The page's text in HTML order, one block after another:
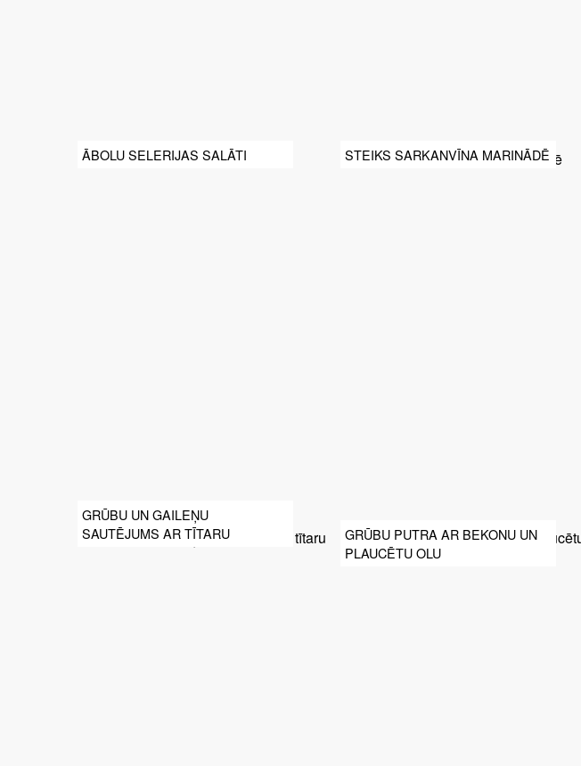
ĀBOLU SELERIJAS SALĀTI STEIKS SARKANVĪNA MARINĀDĒ
GRŪBU UN GAILEŅU
SAUTĒJUMS AR TĪTARU
GRŪBU PUTRA AR BEKONU UN
PLAUCĒTU OLU